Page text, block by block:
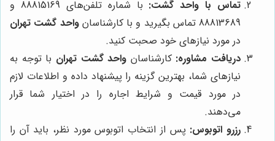
تماس با واحد گشت:
با شماره تلفن‌های 88815169 و
88813689 تماس بگیرید و با کارشناسان
واحد گشت تهران
در مورد نیازهای خود صحبت کنید.
دریافت مشاوره: کارشناسان واحد گشت تهران با توجه به
نیازهای شما، بهترین گزینه را پیشنهاد داده و اطلاعات لازم
در مورد قیمت و شرایط اجاره را در اختیار شما قرار
می‌دهند.
رزرو اتوبوس: پس از انتخاب اتوبوس مورد نظر، باید آن را